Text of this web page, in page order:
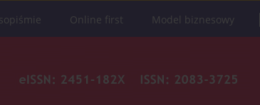
Online first Model biznesowy